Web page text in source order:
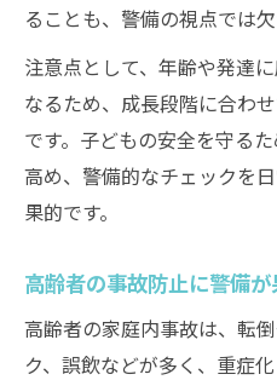
ることも、警備の視点では欠
注意点として、年齢や発達
なるため、成長段階に合わ
です。子どもの安全を守る
高め、警備的なチェックを
果的です。
高齢者の事故防止に警備
高齢者の家庭内事故は、転
ク、誤飲などが多く、重症